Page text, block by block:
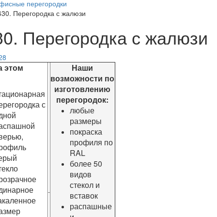
перегородки
Перегородка с жалюзи
Перегородка с жалюзи
с
Наши
возможности по
изготовлению
перегородок:
любые
размеры
покраска
профиля по
RAL
более 50
видов
стекол и
вставок
распашные